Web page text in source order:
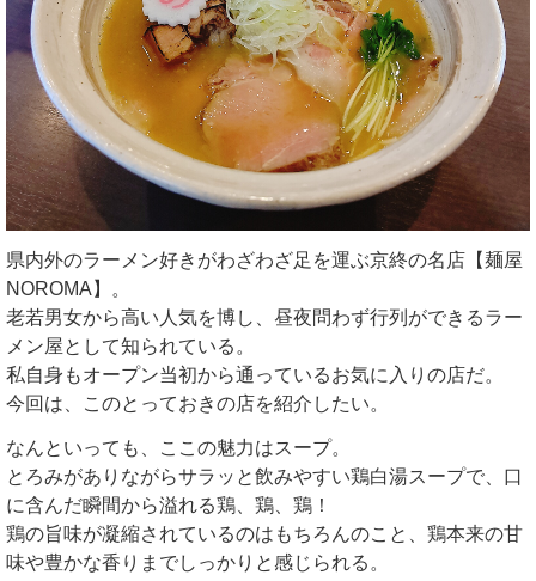
県内外のラーメン好きがわざわざ足を運ぶ京終の名店【麺屋
NOROMA】。
老若男女から高い人気を博し、昼夜問わず行列ができるラー
メン屋として知られている。
私自身もオープン当初から通っているお気に入りの店だ。
今回は、このとっておきの店を紹介したい。
なんといっても、ここの魅力はスープ。
とろみがありながらサラッと飲みやすい鶏白湯スープで、口
に含んだ瞬間から溢れる鶏、鶏、鶏！
鶏の旨味が凝縮されているのはもちろんのこと、鶏本来の甘
味や豊かな香りまでしっかりと感じられる。